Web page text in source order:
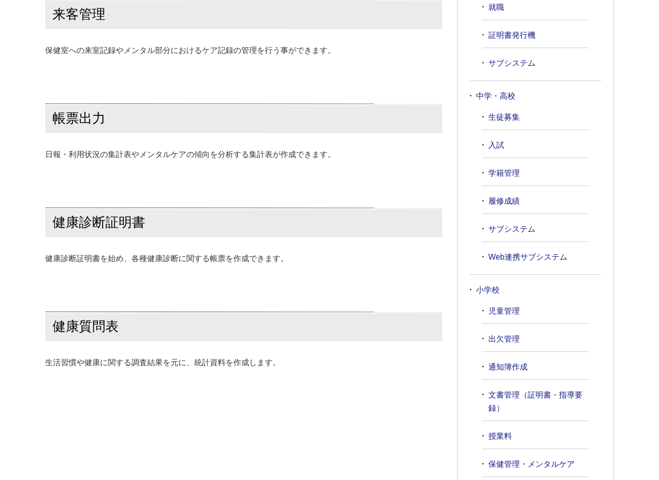
来客管理
保健室への来室記録やメンタル部分におけるケア記録の管理を行う事ができます。
帳票出力
日報・利用状況の集計表やメンタルケアの傾向を分析する集計表が作成できます。
健康診断証明書
健康診断証明書を始め、各種健康診断に関する帳票を作成できます。
健康質問表
生活習慣や健康に関する調査結果を元に、統計資料を作成します。
就職
証明書発行機
サブシステム
中学・高校
生徒募集
入試
学籍管理
履修成績
サブシステム
Web連携サブシステム
小学校
児童管理
出欠管理
通知簿作成
文書管理（証明書・指導要
録）
授業料
保健管理・メンタルケア